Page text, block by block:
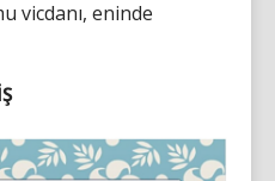
vicdanı, eninde